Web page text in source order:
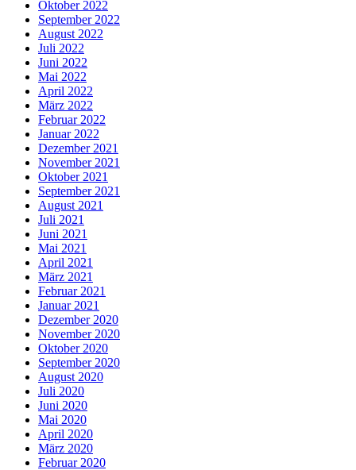
Oktober 2022
September 2022
August 2022
Juli 2022
Juni 2022
Mai 2022
April 2022
März 2022
Februar 2022
Januar 2022
Dezember 2021
November 2021
Oktober 2021
September 2021
August 2021
Juli 2021
Juni 2021
Mai 2021
April 2021
März 2021
Februar 2021
Januar 2021
Dezember 2020
November 2020
Oktober 2020
September 2020
August 2020
Juli 2020
Juni 2020
Mai 2020
April 2020
März 2020
Februar 2020